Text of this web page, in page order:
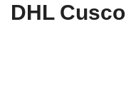
DHL Cusco